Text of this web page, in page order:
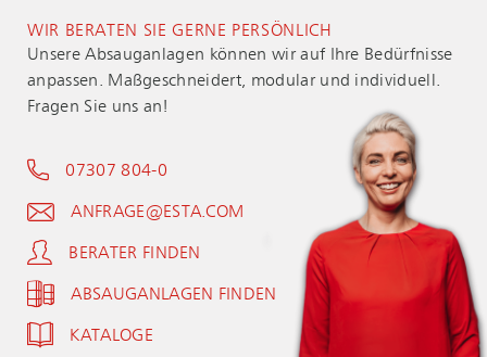
WIR BERATEN SIE GERNE PERSÖNLICH
Unsere Absauganlagen können wir auf Ihre Bedürfnisse
anpassen. Maßgeschneidert, modular und individuell.
Fragen Sie uns an!
07307 804-0
ANFRAGE@ESTA.COM
BERATER FINDEN
ABSAUGANLAGEN FINDEN
KATALOGE